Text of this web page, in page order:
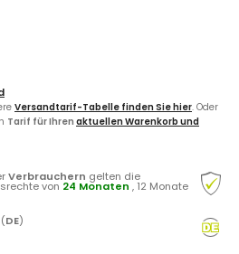
Versandtarif-Tabelle finden Sie hier. Oder
Tarif für Ihren aktuellen Warenkorb und
Verbrauchern gelten die
von 24 Monaten , 12 Monate
DE)